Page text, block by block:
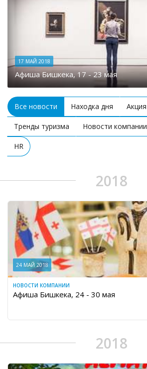
17 МАЙ 2018
Афиша Бишкека, 17 - 23 мая
Все новости Находка дня Акция
Тренды туризма Новости компании
HR
2018
24 МАЙ 2018
НОВОСТИ КОМПАНИИ
Афиша Бишкека, 24 - 30 мая
2018